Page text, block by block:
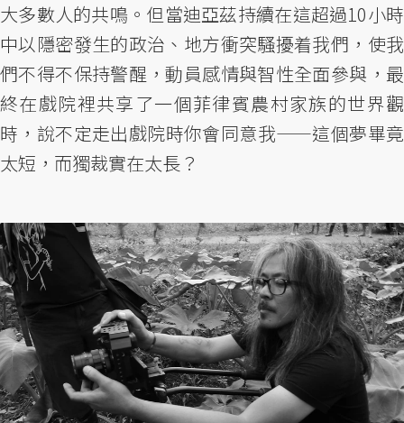
大多數人的共鳴。但當迪亞茲持續在這超過10小時
中以隱密發生的政治、地方衝突騷擾着我們，使我
們不得不保持警醒，動員感情與智性全面參與，最
終在戲院裡共享了一個菲律賓農村家族的世界觀
時，說不定走出戲院時你會同意我——這個夢畢竟
太短，而獨裁實在太長？